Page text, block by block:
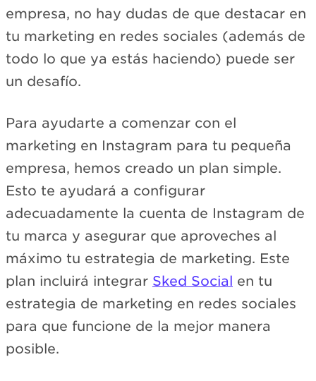
empresa, no hay dudas de que destacar en
tu marketing en redes sociales (además de
todo lo que ya estás haciendo) puede ser
un desafío.
Para ayudarte a comenzar con el
marketing en Instagram para tu pequeña
empresa, hemos creado un plan simple.
Esto te ayudará a configurar
adecuadamente la cuenta de Instagram de
tu marca y asegurar que aproveches al
máximo tu estrategia de marketing. Este
plan incluirá integrar Sked Social en tu
estrategia de marketing en redes sociales
para que funcione de la mejor manera
posible.